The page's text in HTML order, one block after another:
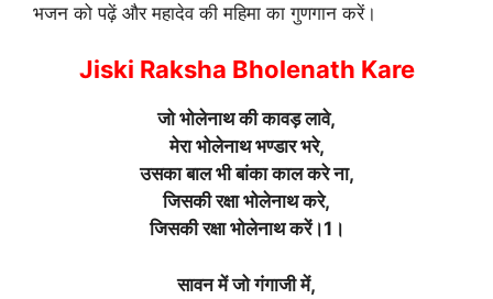
भजन को पढ़ें और महादेव की महिमा का गुणगान करें।
Jiski Raksha Bholenath Kare
जो भोलेनाथ की कावड़ लावे,
मेरा भोलेनाथ भण्डार भरे,
उसका बाल भी बांका काल करे ना,
जिसकी रक्षा भोलेनाथ करे,
जिसकी रक्षा भोलेनाथ करें।1।
सावन में जो गंगाजी में,